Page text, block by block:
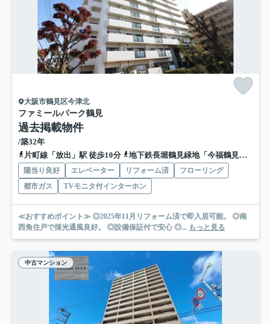
大阪市鶴見区今津北
ファミールパーク鶴見
過去掲載物件
/築32年
片町線「放出」駅 徒歩10分
地下鉄長堀鶴見緑地「今福鶴見」駅 徒歩20分
陽当り良好 エレベーター リフォーム済
フローリング
都市ガス
TVモニタ付インターホン
≪おすすめポイント≫ ◎2025年11月リフォーム済で即入居可能。 ◎南
西角住戸で採光通風良好。 ◎設備保証付で安心 ◎... もっと見る
中古マンション